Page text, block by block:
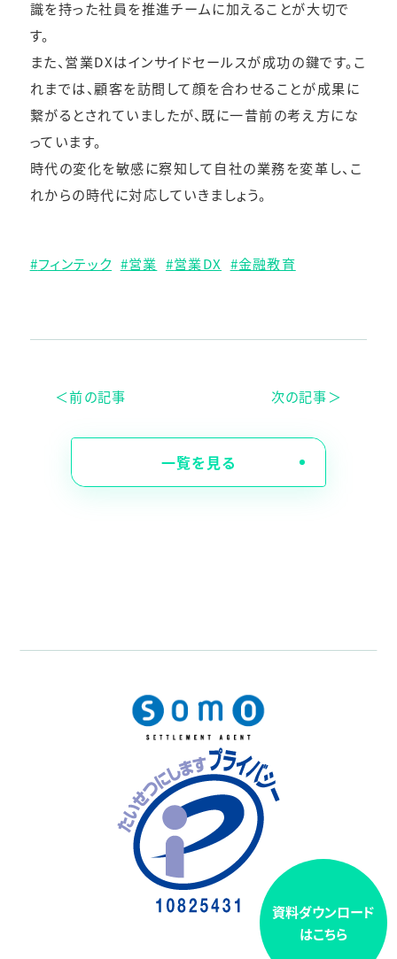
識を持った社員を推進チームに加えることが大切で
す。
また、営業DXはインサイドセールスが成功の鍵です。こ
れまでは、顧客を訪問して顔を合わせることが成果に
繋がるとされていましたが、既に一昔前の考え方にな
っています。
時代の変化を敏感に察知して自社の業務を変革し、こ
れからの時代に対応していきましょう。
フィンテック 営業 営業DX 金融教育
＜前の記事 次の記事＞
一覧を見る
資料ダウンロード
はこちら